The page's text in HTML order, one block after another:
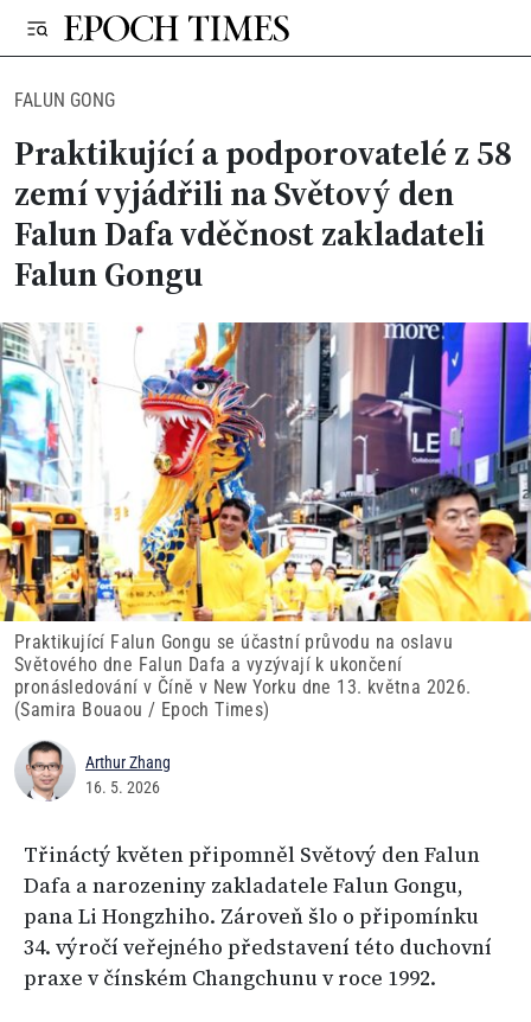
FALUN GONG
Praktikující a podporovatelé z 58
zemí vyjádřili na Světový den
Falun Dafa vděčnost zakladateli
Falun Gongu
Praktikující Falun Gongu se účastní průvodu na oslavu
Světového dne Falun Dafa a vyzývají k ukončení
pronásledování v Číně v New Yorku dne 13. května 2026.
(Samira Bouaou / Epoch Times)
Arthur Zhang
16. 5. 2026
Třináctý květen připomněl Světový den Falun
Dafa a narozeniny zakladatele Falun Gongu,
pana Li Hongzhiho. Zároveň šlo o připomínku
34. výročí veřejného představení této duchovní
praxe v čínském Changchunu v roce 1992.